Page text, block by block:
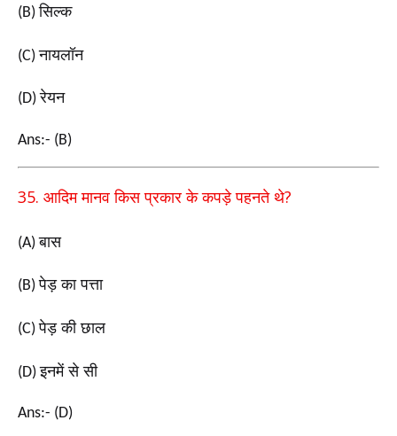
(B)सिल्क
(C)नायलॉन
(D)रेयन
Ans:- (B)
35. आदिम मानव किस प्रकार के कपड़े पहनते थे?
(A)बास
(B)पेड़ का पत्ता
(C)पेड़ की छाल
(D)इनमें से सी
Ans:- (D)